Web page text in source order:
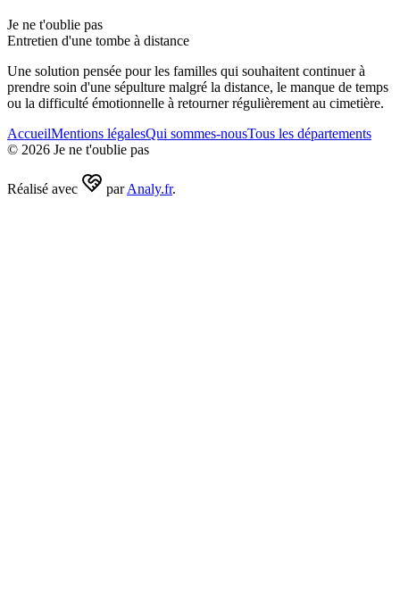
Je ne t'oublie pas
Entretien d'une tombe à distance
Une solution pensée pour les familles qui souhaitent continuer à
prendre soin d'une sépulture malgré la distance, le manque de temps
ou la difficulté émotionnelle à retourner régulièrement au cimetière.
AccueilMentions légalesQui sommes-nousTous les départements
© 2026 Je ne t'oublie pas
Réalisé avec par Analy.fr.